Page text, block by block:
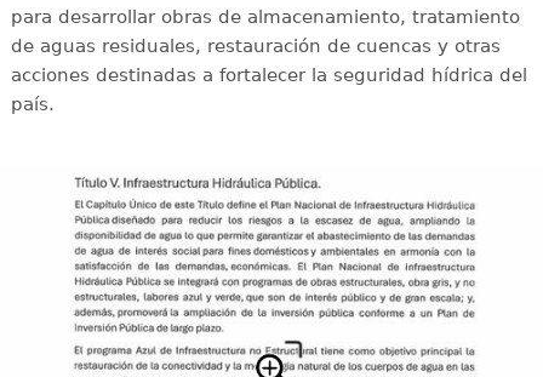
para desarrollar obras de almacenamiento, tratamiento
de aguas residuales, restauración de cuencas y otras
acciones destinadas a fortalecer la seguridad hídrica del
país.